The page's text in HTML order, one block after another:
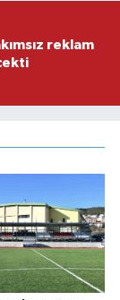
reklam